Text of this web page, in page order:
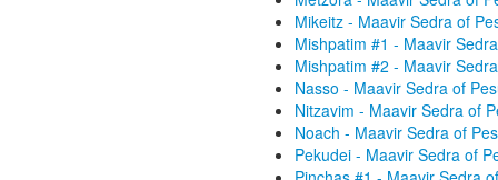
Mikeitz - Maavir Sedra of
Mishpatim #1 - Maavir
Mishpatim #2 - Maavir
Nasso - Maavir Sedra of
Nitzavim - Maavir Sedra of
Noach - Maavir Sedra of
Pekudei - Maavir Sedra of